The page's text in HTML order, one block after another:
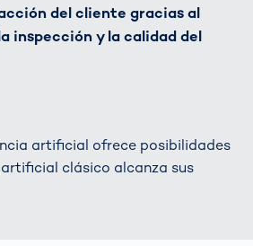
del cliente gracias al
inspección y la calidad del
artificial ofrece posibilidades
clásico alcanza sus